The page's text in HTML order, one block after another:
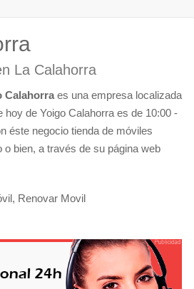
La Calahorra
Calahorra es una empresa localizada
hoy de Yoigo Calahorra es de 10:00 -
éste negocio tienda de móviles
o bien, a través de su página web
Renovar Movil